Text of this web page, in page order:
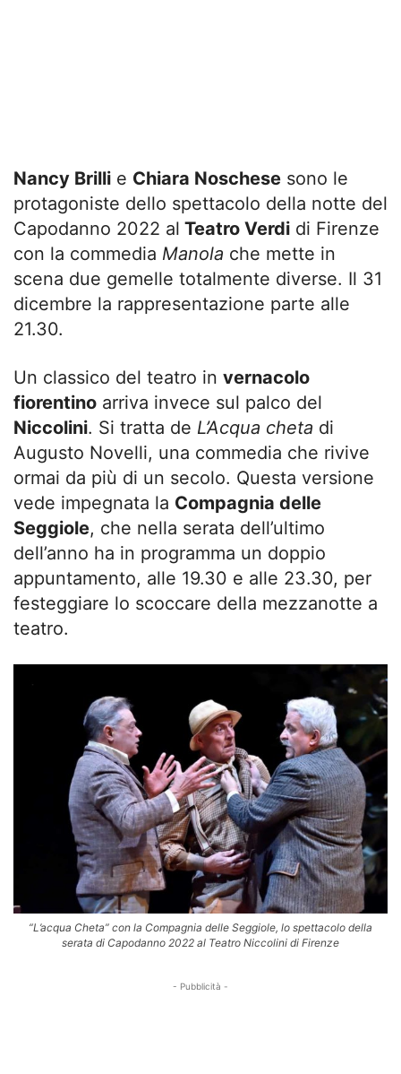
Nancy Brilli e Chiara Noschese sono le
protagoniste dello spettacolo della notte del
Capodanno 2022 al Teatro Verdi di Firenze
con la commedia Manola che mette in
scena due gemelle totalmente diverse. Il 31
dicembre la rappresentazione parte alle
21.30.
Un classico del teatro in vernacolo
fiorentino arriva invece sul palco del
Niccolini. Si tratta de L’Acqua cheta di
Augusto Novelli, una commedia che rivive
ormai da più di un secolo. Questa versione
vede impegnata la Compagnia delle
Seggiole, che nella serata dell’ultimo
dell’anno ha in programma un doppio
appuntamento, alle 19.30 e alle 23.30, per
festeggiare lo scoccare della mezzanotte a
teatro.
“L’acqua Cheta” con la Compagnia delle Seggiole, lo spettacolo della
serata di Capodanno 2022 al Teatro Niccolini di Firenze
- Pubblicità -